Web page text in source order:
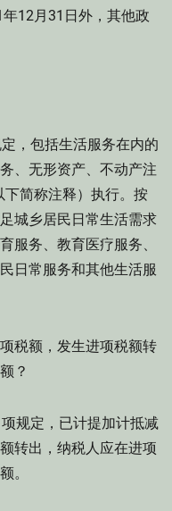
12月31日外，其他政
，包括生活服务在内的
、无形资产、不动产注
简称注释）执行。按
城乡居民日常生活需求
服务、教育医疗服务、
日常服务和其他生活服
税额，发生进项税额转
？
规定，已计提加计抵减
转出，纳税人应在进项
。